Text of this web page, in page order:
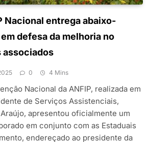
Nacional entrega abaixo-
defesa da melhoria no
associados
0 4 Mins
Nacional da ANFIP, realizada em
de Serviços Assistenciais,
apresentou oficialmente um
em conjunto com as Estaduais
endereçado ao presidente da